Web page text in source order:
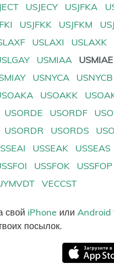
USJECY USJFKA
USJFKK USJFKM
USLAXI USLAXK
USMIAA USMIAE
USNYCA USNYCB
USOAKK
USORDE USORDF
USORDR USORDS
USSEAK USSEAS
USSFOK USSFOP
VECCST
свой iPhone или Android
посылок.